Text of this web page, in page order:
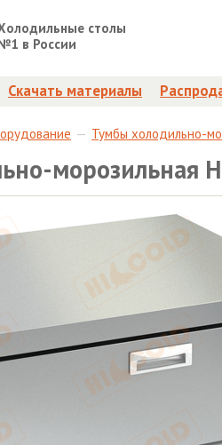
столы
в России
Скачать материалы
Тумбы холодильно-
морозильная